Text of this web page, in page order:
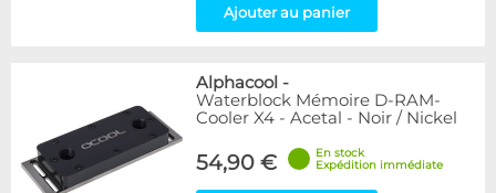
Ajouter au panier
Alphacool -
Waterblock Mémoire D-RAM-
Cooler X4 - Acetal - Noir / Nickel
54,90 €
En stock
Expédition immédiate